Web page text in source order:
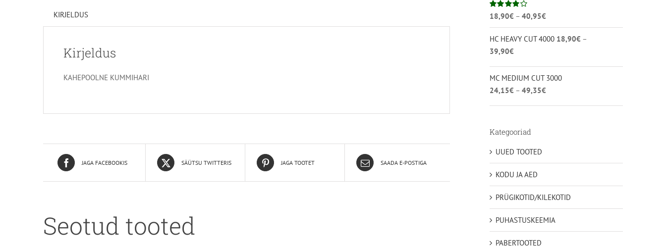
KIRJELDUS
Kirjeldus
KAHEPOOLNE KUMMIHARI
JAGA FACEBOOKIS SÄÜTSU TWITTERIS JAGA TOOTET SAADA E-POSTIGA
Seotud tooted
Hinnanguga
4.00
18,90€ – 40,95€Hinnavahemik:
18,90€
kuni
HC HEAVY CUT 4000 18,90€ –
39,90€Hinnavahemik:
kuni
39,90€
MC MEDIUM CUT 3000
24,15€ – 49,35€Hinnavahemik:
Kategooriad
UUED TOOTED
KODU JA AED
PRÜGIKOTID/KILEKOTID
PUHASTUSKEEMIA
PABERTOOTED